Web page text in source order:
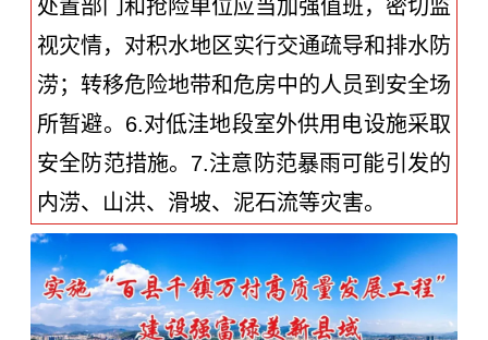
处置部门和抢险单位应当加强值班，密切监
视灾情，对积水地区实行交通疏导和排水防
涝；转移危险地带和危房中的人员到安全场
所暂避。6.对低洼地段室外供用电设施采取
安全防范措施。7.注意防范暴雨可能引发的
内涝、山洪、滑坡、泥石流等灾害。